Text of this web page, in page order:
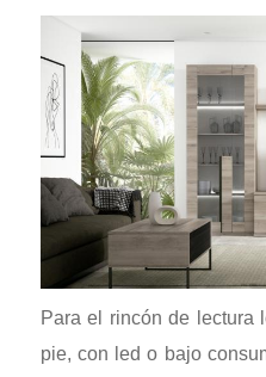
Para el rincón de lectura
pie, con led o bajo